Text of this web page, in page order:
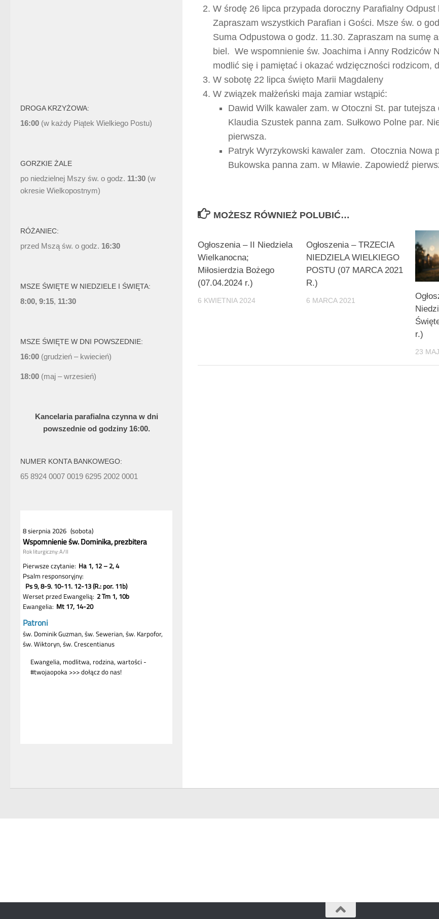
W środę 26 lipca przypada doroczny Parafialny Odpust
Zapraszam wszystkich Parafian i Gości. Msze św. o
Suma Odpustowa o godz. 11.30. Zapraszam na sumę
biel. We wspomnienie św. Joachima i Anny Rodziców
modlić się i pamiętać i okazać wdzięczności rodzicom,
W sobotę 22 lipca święto Marii Magdaleny
W związek małżeński maja zamiar wstąpić:
Dawid Wilk kawaler zam. w Otoczni St. par tutejsza
Klaudia Szustek panna zam. Sułkowo Polne par.
pierwsza.
Patryk Wyrzykowski kawaler zam. Otocznia Nowa
Bukowska panna zam. w Mławie. Zapowiedź
MOŻESZ RÓWNIEŻ POLUBIĆ…
Ogłoszenia – II Niedziela
Wielkanocna;
Miłosierdzia Bożego
(07.04.2024 r.)
6 KWIETNIA 2024
Ogłoszenia – TRZECIA
NIEDZIELA WIELKIEGO
POSTU (07 MARCA 2021
R.)
6 MARCA 2021
r.)
23
DROGA KRZYŻOWA:
16:00 (w każdy Piątek Wielkiego Postu)
GORZKIE ŻALE
po niedzielnej Mszy św. o godz. 11:30 (w
okresie Wielkopostnym)
RÓŻANIEC:
przed Mszą św. o godz. 16:30
MSZE ŚWIĘTE W NIEDZIELE I ŚWIĘTA:
8:00, 9:15, 11:30
MSZE ŚWIĘTE W DNI POWSZEDNIE:
16:00 (grudzień – kwiecień)
18:00 (maj – wrzesień)
Kancelaria parafialna czynna w dni
powszednie od godziny 16:00.
NUMER KONTA BANKOWEGO:
65 8924 0007 0019 6295 2002 0001